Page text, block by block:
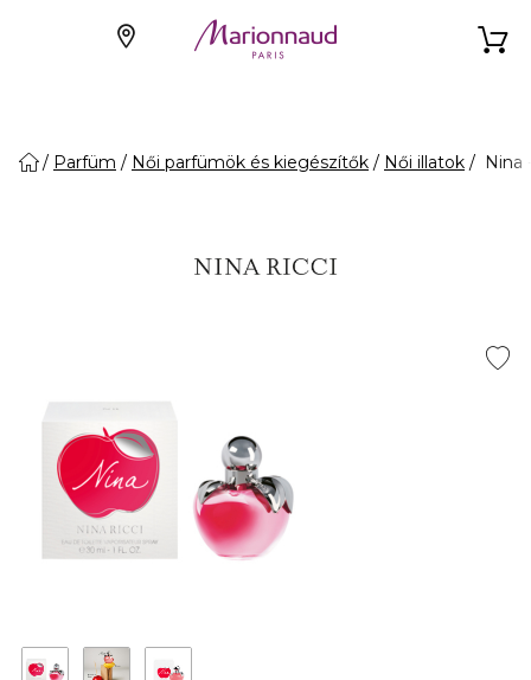
Parfüm Női parfümök és kiegészítők Női illatok Nina